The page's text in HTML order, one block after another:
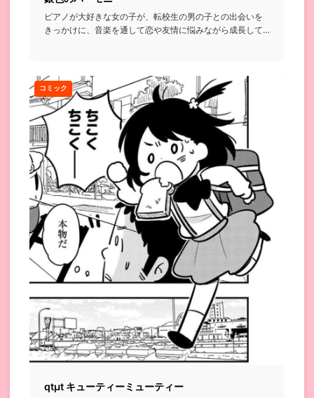
ピアノが大好きな女の子が、転校生の男の子との出会いを
きっかけに、音楽を通して恋や友情に悩みながら成長して
コミック
qtμt キューティーミューティー